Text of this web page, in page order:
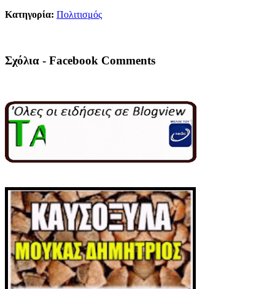
Κατηγορία: Πολιτισμός
Σχόλια - Facebook Comments